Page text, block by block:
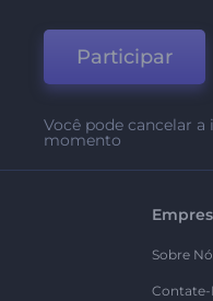
Participar
Você pode cancelar
momento
Sobre
Contate-